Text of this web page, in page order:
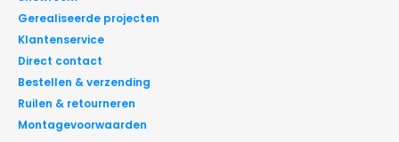
Gerealiseerde projecten
Klantenservice
Direct contact
Bestellen & verzending
Ruilen & retourneren
Montagevoorwaarden